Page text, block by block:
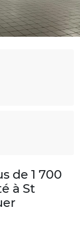
de 1 700
à St